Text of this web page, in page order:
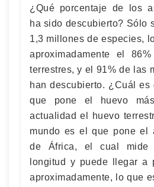
¿Qué porcentaje de los
ha sido descubierto? Sólo
1,3 millones de especies,
aproximadamente el
terrestres, y el 91% de las
han descubierto. ¿Cuál
que pone el huevo
actualidad el huevo
mundo es el que pone el
de África, el cual
longitud y puede llegar a
aproximadamente, lo que